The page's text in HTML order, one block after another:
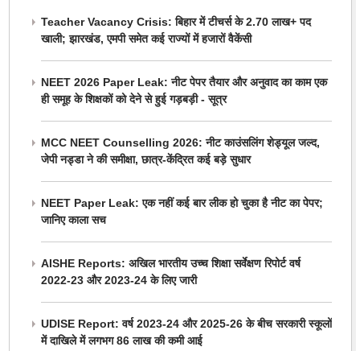
Teacher Vacancy Crisis: बिहार में टीचर्स के 2.70 लाख+ पद
खाली; झारखंड, एमपी समेत कई राज्यों में हजारों वैकेंसी
NEET 2026 Paper Leak: नीट पेपर तैयार और अनुवाद का काम एक
ही समूह के शिक्षकों को देने से हुई गड़बड़ी - सूत्र
MCC NEET Counselling 2026: नीट काउंसलिंग शेड्यूल जल्द,
जेपी नड्डा ने की समीक्षा, छात्र-केंद्रित कई बड़े सुधार
NEET Paper Leak: एक नहीं कई बार लीक हो चुका है नीट का पेपर;
जानिए काला सच
AISHE Reports: अखिल भारतीय उच्च शिक्षा सर्वेक्षण रिपोर्ट वर्ष
2022-23 और 2023-24 के लिए जारी
UDISE Report: वर्ष 2023-24 और 2025-26 के बीच सरकारी स्कूलों
में दाखिले में लगभग 86 लाख की कमी आई